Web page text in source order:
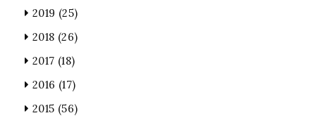
2019 (25)
2018 (26)
2017 (18)
2016 (17)
2015 (56)